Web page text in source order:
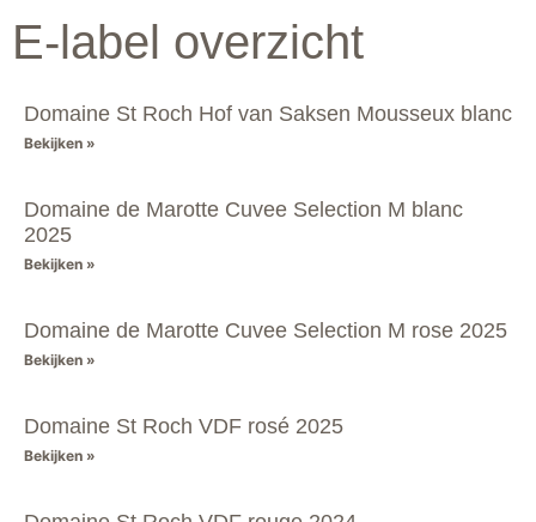
E-label overzicht
Domaine St Roch Hof van Saksen Mousseux blanc
Bekijken »
Domaine de Marotte Cuvee Selection M blanc
2025
Bekijken »
Domaine de Marotte Cuvee Selection M rose 2025
Bekijken »
Domaine St Roch VDF rosé 2025
Bekijken »